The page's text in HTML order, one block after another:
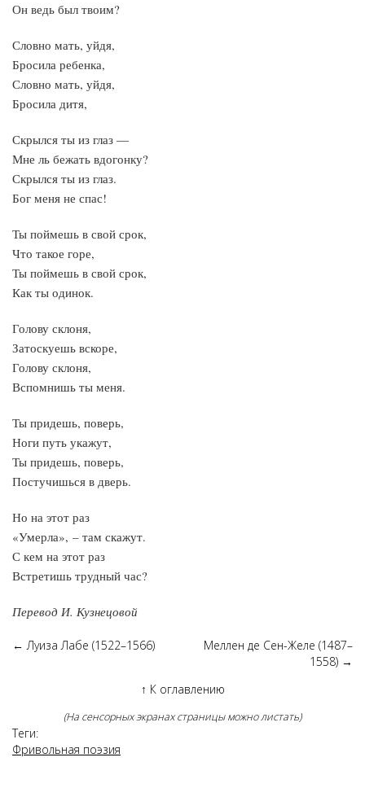
Он ведь был твоим?
Словно мать, уйдя,
Бросила ребенка,
Словно мать, уйдя,
Бросила дитя,
Скрылся ты из глаз —
Мне ль бежать вдогонку?
Скрылся ты из глаз.
Бог меня не спас!
Ты поймешь в свой срок,
Что такое горе,
Ты поймешь в свой срок,
Как ты одинок.
Голову склоня,
Затоскуешь вскоре,
Голову склоня,
Вспомнишь ты меня.
Ты придешь, поверь,
Ноги путь укажут,
Ты придешь, поверь,
Постучишься в дверь.
Но на этот раз
«Умерла», – там скажут.
С кем на этот раз
Встретишь трудный час?
Перевод И. Кузнецовой
←Луиза Лабе (1522–1566)
Меллен де Сен-Желе (1487–
1558) →
↑ К оглавлению
(На сенсорных экранах страницы можно листать)
Теги:
Фривольная поэзия